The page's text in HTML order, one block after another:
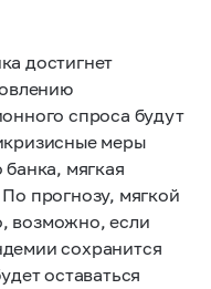
достигнет
спроса будут
меры
мягкая
прогнозу, мягкой
возможно, если
сохранится
оставаться